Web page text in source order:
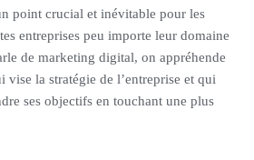
point crucial et inévitable pour les
entreprises peu importe leur domaine
de marketing digital, on appréhende
vise la stratégie de l’entreprise et qui
ses objectifs en touchant une plus